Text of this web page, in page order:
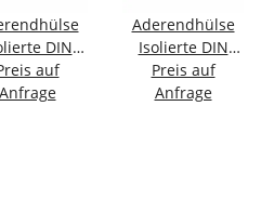
DIN
4; 0,25
- 8 mm
auf
Anfrage
Aderendhülse
Isolierte DIN
46228/4; 0,5
mm² - 6 mm
Preis auf
Anfrage